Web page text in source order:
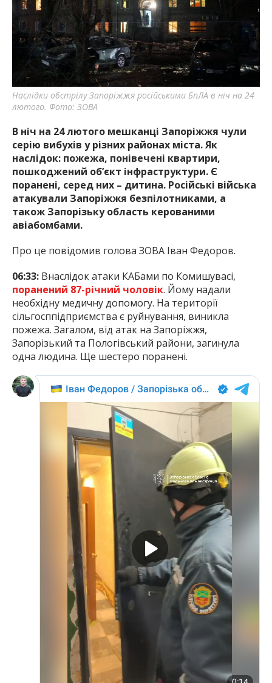
найважливішу інформацію про події
міста Запоріжжя та області.
Наслідки обстрілу Запоріжжя російськими БпЛА в ніч на 24
лютого. Фото: ЗОВА
В ніч на 24 лютого мешканці Запоріжжя чули
серію вибухів у різних районах міста. Як
наслідок: пожежа, понівечені квартири,
пошкоджений об’єкт інфраструктури. Є
поранені, серед них – дитина. Російські війська
атакували Запоріжжя безпілотниками, а
також Запорізьку область керованими
авіабомбами.
Про це повідомив голова ЗОВА Іван Федоров.
06:33: Внаслідок атаки КАБами по Комишувасі,
поранений 87-річний чоловік. Йому надали
необхідну медичну допомогу. На території
сільгосппідприємства є руйнування, виникла
пожежа. Загалом, від атак на Запоріжжя,
Запорізький та Пологівський райони, загинула
одна людина. Ще шестеро поранені.